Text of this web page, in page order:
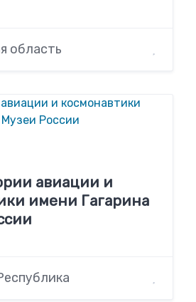
область
авиации и
имени Гагарина